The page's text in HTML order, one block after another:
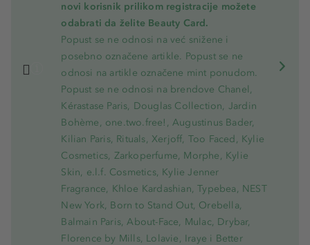
novi korisnik prilikom registracije možete
odabrati da želite Beauty Card.
Popust se ne odnosi na već snižene i
posebno označene artikle. Popust se ne
odnosi na artikle označene mint ponudom.
Popust se ne odnosi na brendove Chanel,
Kérastase Paris, Douglas Collection, Jardin
Bohème, one.two.free!, Augustinus Bader,
Kilian Paris, Rituals, Xerjoff, Too Faced, Kylie
Cosmetics, Zarkoperfume, Morphe, Kylie
Skin, e.l.f. Cosmetics, Kylie Jenner
Fragrance, Khloe Kardashian, Typebea, NEST
New York, Born to Stand Out, Orebella,
Balmain Paris, About-Face, Mulac, Drybar,
Florence by Mills, Lolavie, Iraye i Better